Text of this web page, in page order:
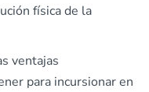
física de la
ventajas
para incursionar en